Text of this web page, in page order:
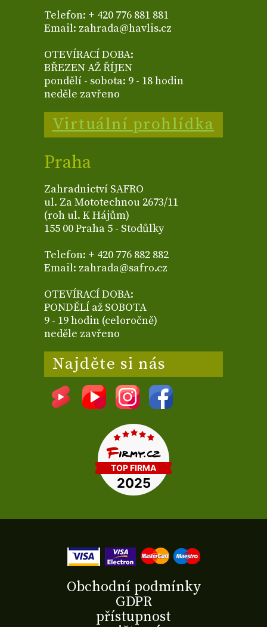
Telefon: + 420 776 881 881
Email: zahrada@havlis.cz
OTEVÍRACÍ DOBA:
BŘEZEN AŽ ŘÍJEN
pondělí - sobota: 9 - 18 hodin
neděle zavřeno
Virtuální prohlídka
Praha
Zahradnictví SAFRO
ul. Za Mototechnou 2673/11
(roh ul. K Hájům)
155 00 Praha 5 - Stodůlky
Telefon: + 420 776 882 882
Email: zahrada@safro.cz
OTEVÍRACÍ DOBA:
PONDĚLÍ až SOBOTA
9 - 19 hodin (celoročně)
neděle zavřeno
Najděte si nás
Obchodní podmínky
GDPR
přístupnost